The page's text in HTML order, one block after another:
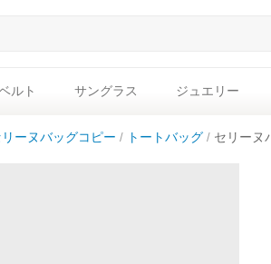
ルト サングラス ジュエリー
リーヌバッグコピー トートバッグ セリーヌ